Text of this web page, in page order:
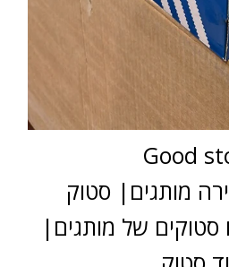
Good
מותגים| סטוק
סטוקים של מותגים|